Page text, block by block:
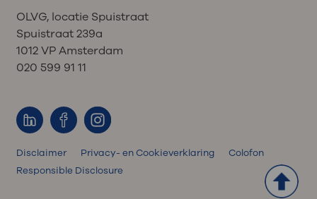
OLVG, locatie Spuistraat
Spuistraat 239a
1012 VP Amsterdam
020 599 91 11
Disclaimer Privacy- en Cookieverklaring
Colofon
Responsible Disclosure